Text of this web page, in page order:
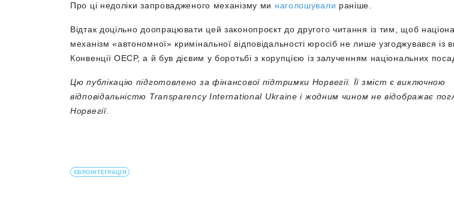
Про ці недоліки запровадженого механізму ми наголошували раніше.
Відтак доцільно доопрацювати цей законопроєкт до другого читання із тим, щоб
механізм «автономної» кримінальної відповідальності юросіб не лише узгоджувався із
Конвенції ОЕСР, а й був дієвим у боротьбі з корупцією із залученням національних
Цю публікацію підготовлено за фінансової підтримки Норвегії. Її зміст є виключною
відповідальністю Transparency International Ukraine і жодним чином не відображає
Норвегії.
ЄВРОІНТЕГРАЦІЯ